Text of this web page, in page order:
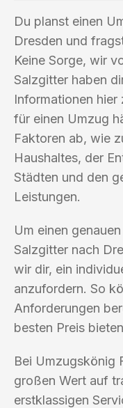
Du planst einen
Dresden und
Keine Sorge, wir
Salzgitter haben
Informationen hier
für einen Umzug
Faktoren ab, wie
Haushaltes, der
Städten und den
Leistungen.
Um einen
Salzgitter nach
wir dir, ein
anzufordern. So
Anforderungen
besten Preis
Bei Umzugskönig
großen Wert auf
erstklassigen